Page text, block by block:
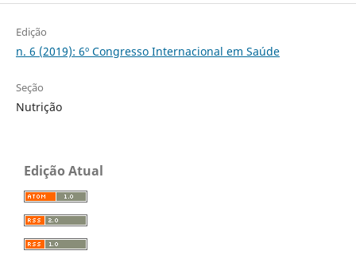
Edição
n. 6 (2019): 6º Congresso Internacional em Saúde
Seção
Nutrição
Edição Atual